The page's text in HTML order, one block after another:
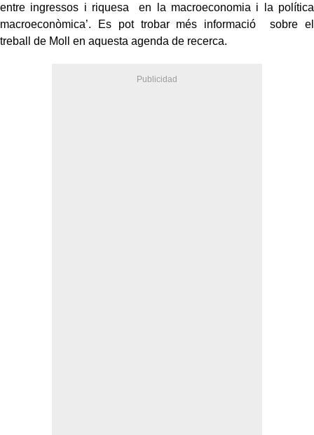
entre ingressos i riquesa en la macroeconomia i la política
macroeconòmica’. Es pot trobar més informació sobre el
treball de Moll en aquesta agenda de recerca.